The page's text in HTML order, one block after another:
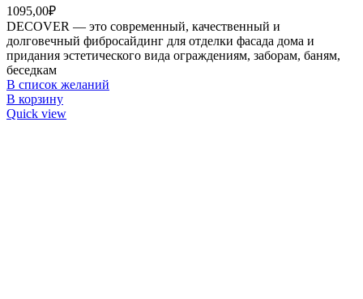
1095,00₽
DECOVER — это современный, качественный и
долговечный фибросайдинг для отделки фасада дома и
придания эстетического вида ограждениям, заборам, баням,
беседкам
В список желаний
В корзину
Quick view